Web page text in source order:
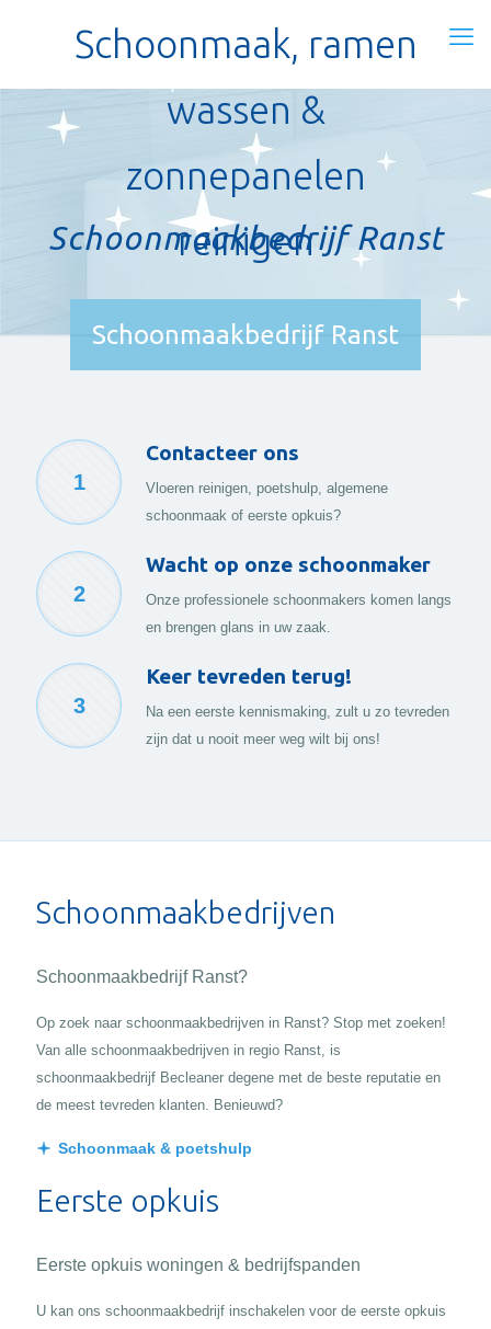
Schoonmaak, ramen
wassen &
zonnepanelen
reinigen
Schoonmaakbedrijf Ranst
Schoonmaakbedrijf Ranst
1
Contacteer ons
Vloeren reinigen, poetshulp, algemene
schoonmaak of eerste opkuis?
2
Wacht op onze schoonmaker
Onze professionele schoonmakers komen langs
en brengen glans in uw zaak.
3
Keer tevreden terug!
Na een eerste kennismaking, zult u zo tevreden
zijn dat u nooit meer weg wilt bij ons!
Schoonmaakbedrijven
Schoonmaakbedrijf Ranst?
Op zoek naar schoonmaakbedrijven in Ranst? Stop met zoeken!
Van alle schoonmaakbedrijven in regio Ranst, is
schoonmaakbedrijf Becleaner degene met de beste reputatie en
de meest tevreden klanten. Benieuwd?
Schoonmaak & poetshulp
Eerste opkuis
Eerste opkuis woningen & bedrijfspanden
U kan ons schoonmaakbedrijf inschakelen voor de eerste opkuis